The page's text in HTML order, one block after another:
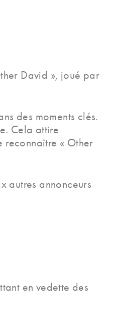
David », joué par
des moments clés.
Cela attire
reconnaître « Other
autres annonceurs
en vedette des